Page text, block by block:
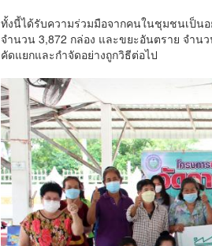
ทั้งนี้ได้รับความร่วมมือจากคนในชุมชนเป็น
จำนวน 3,872 กล่อง และขยะอันตราย จำ
คัดแยกและกำจัดอย่างถูกวิธีต่อไป